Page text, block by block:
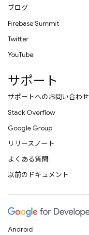
ブログ
Firebase Summit
Twitter
YouTube
サポート
サポートへのお問い合わせ
Stack Overflow
Google Group
リリースノート
よくある質問
以前のドキュメント
Android